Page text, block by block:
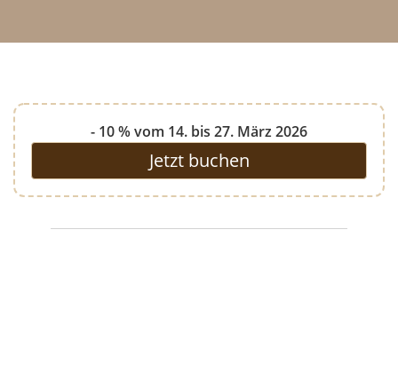
- 10 % vom 14. bis 27. März 2026
Jetzt buchen